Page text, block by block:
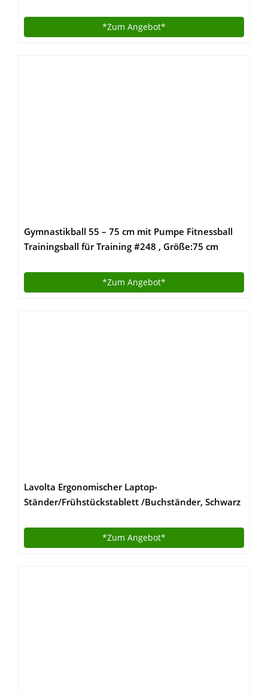
mit Zusätzlicher Stauraum 60*30*8.5cm
*Zum Angebot*
Gymnastikball 55 – 75 cm mit Pumpe Fitnessball
Trainingsball für Training #248 , Größe:75 cm
*Zum Angebot*
Lavolta Ergonomischer Laptop-
Ständer/Frühstückstablett /Buchständer, Schwarz
*Zum Angebot*